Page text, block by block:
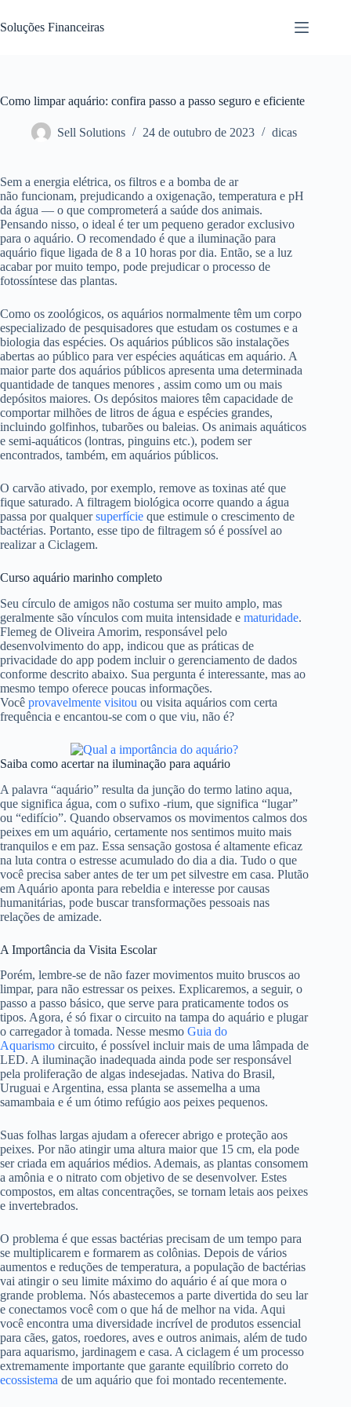
para
o
Soluções Financeiras
Como limpar aquário: confira passo a passo seguro e eficiente
Sell Solutions 24 de outubro de 2023 dicas
Sem a energia elétrica, os filtros e a bomba de ar
não funcionam, prejudicando a oxigenação, temperatura e pH
da água — o que comprometerá a saúde dos animais.
Pensando nisso, o ideal é ter um pequeno gerador exclusivo
para o aquário. O recomendado é que a iluminação para
aquário fique ligada de 8 a 10 horas por dia. Então, se a luz
acabar por muito tempo, pode prejudicar o processo de
fotossíntese das plantas.
Como os zoológicos, os aquários normalmente têm um corpo
especializado de pesquisadores que estudam os costumes e a
biologia das espécies. Os aquários públicos são instalações
abertas ao público para ver espécies aquáticas em aquário. A
maior parte dos aquários públicos apresenta uma determinada
quantidade de tanques menores , assim como um ou mais
depósitos maiores. Os depósitos maiores têm capacidade de
comportar milhões de litros de água e espécies grandes,
incluindo golfinhos, tubarões ou baleias. Os animais aquáticos
e semi-aquáticos (lontras, pinguins etc.), podem ser
encontrados, também, em aquários públicos.
O carvão ativado, por exemplo, remove as toxinas até que
fique saturado. A filtragem biológica ocorre quando a água
passa por qualquersuperfície que estimule o crescimento de
bactérias. Portanto, esse tipo de filtragem só é possível ao
realizar a Ciclagem.
Curso aquário marinho completo
Seu círculo de amigos não costuma ser muito amplo, mas
geralmente são vínculos com muita intensidade e maturidade.
Flemeg de Oliveira Amorim, responsável pelo
desenvolvimento do app, indicou que as práticas de
privacidade do app podem incluir o gerenciamento de dados
conforme descrito abaixo. Sua pergunta é interessante, mas ao
mesmo tempo oferece poucas informações.
Você provavelmente visitou ou visita aquários com certa
frequência e encantou-se com o que viu, não é?
Saiba como acertar na iluminação para aquário
A palavra “aquário” resulta da junção do termo latino aqua,
que significa água, com o sufixo -rium, que significa “lugar”
ou “edifício”. Quando observamos os movimentos calmos dos
peixes em um aquário, certamente nos sentimos muito mais
tranquilos e em paz. Essa sensação gostosa é altamente eficaz
na luta contra o estresse acumulado do dia a dia. Tudo o que
você precisa saber antes de ter um pet silvestre em casa. Plutão
em Aquário aponta para rebeldia e interesse por causas
humanitárias, pode buscar transformações pessoais nas
relações de amizade.
A Importância da Visita Escolar
Porém, lembre-se de não fazer movimentos muito bruscos ao
limpar, para não estressar os peixes. Explicaremos, a seguir, o
passo a passo básico, que serve para praticamente todos os
tipos. Agora, é só fixar o circuito na tampa do aquário e plugar
o carregador à tomada. Nesse mesmo Guia do
Aquarismo circuito, é possível incluir mais de uma lâmpada de
LED. A iluminação inadequada ainda pode ser responsável
pela proliferação de algas indesejadas. Nativa do Brasil,
Uruguai e Argentina, essa planta se assemelha a uma
samambaia e é um ótimo refúgio aos peixes pequenos.
Suas folhas largas ajudam a oferecer abrigo e proteção aos
peixes. Por não atingir uma altura maior que 15 cm, ela pode
ser criada em aquários médios. Ademais, as plantas consomem
a amônia e o nitrato com objetivo de se desenvolver. Estes
compostos, em altas concentrações, se tornam letais aos peixes
e invertebrados.
O problema é que essas bactérias precisam de um tempo para
se multiplicarem e formarem as colônias. Depois de vários
aumentos e reduções de temperatura, a população de bactérias
vai atingir o seu limite máximo do aquário é aí que mora o
grande problema. Nós abastecemos a parte divertida do seu lar
e conectamos você com o que há de melhor na vida. Aqui
você encontra uma diversidade incrível de produtos essencial
para cães, gatos, roedores, aves e outros animais, além de tudo
para aquarismo, jardinagem e casa. A ciclagem é um processo
extremamente importante que garante equilíbrio correto do
ecossistema de um aquário que foi montado recentemente.